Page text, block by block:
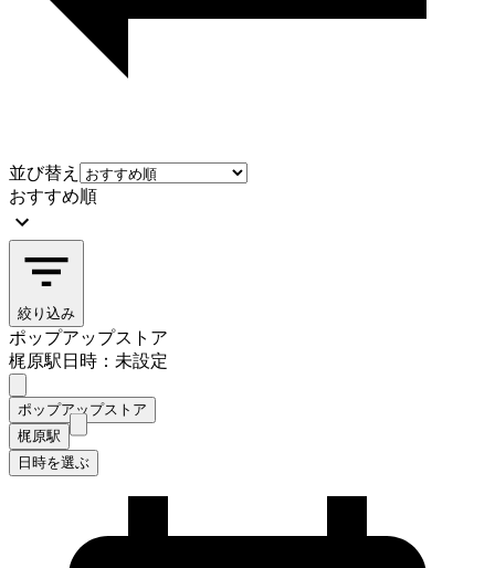
並び替え
おすすめ順
絞り込み
ポップアップストア
梶原駅日時：未設定
ポップアップストア
梶原駅
日時を選ぶ